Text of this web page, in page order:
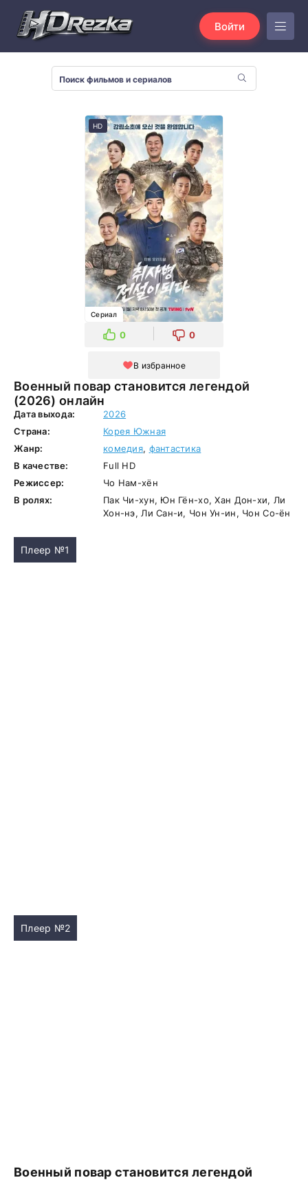
Войти
Военный повар становится легендой
(2026) онлайн
HD
Сериал
0 0
В избранное
Дата выхода:
2026
Страна:
Корея Южная
Жанр:
комедия, фантастика
В качестве:
Full HD
Режиссер:
Чо Нам-хён
В ролях:
Пак Чи-хун, Юн Гён-хо, Хан Дон-хи, Ли
Хон-нэ, Ли Сан-и, Чон Ун-ин, Чон Со-ён
Плеер №1
Плеер №2
Военный повар становится легендой